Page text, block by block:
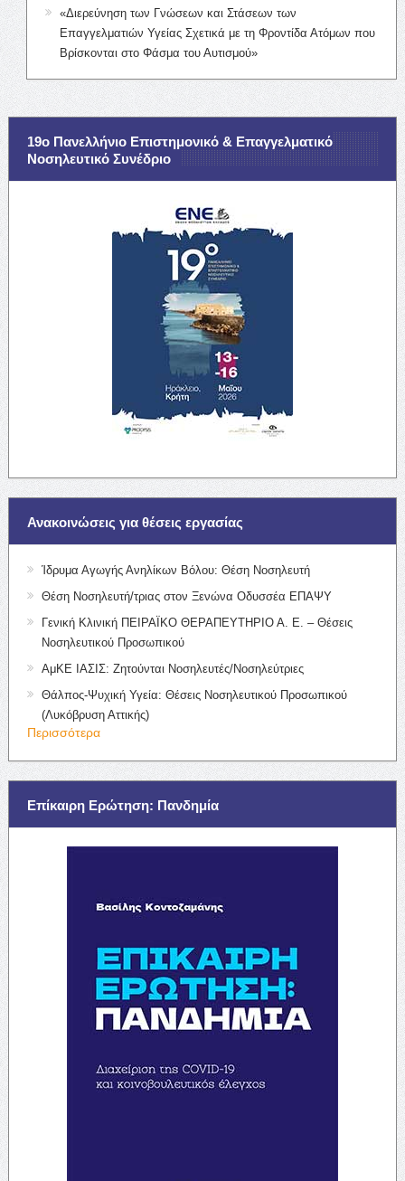
«Διερεύνηση των Γνώσεων και Στάσεων των
Επαγγελματιών Υγείας Σχετικά με τη Φροντίδα Ατόμων που
Βρίσκονται στο Φάσμα του Αυτισμού»
19ο Πανελλήνιο Επιστημονικό & Επαγγελματικό
Νοσηλευτικό Συνέδριο
Ανακοινώσεις για θέσεις εργασίας
Ίδρυμα Αγωγής Ανηλίκων Βόλου: Θέση Νοσηλευτή
Θέση Νοσηλευτή/τριας στον Ξενώνα Οδυσσέα ΕΠΑΨΥ
Γενική Κλινική ΠΕΙΡΑΪΚΟ ΘΕΡΑΠΕΥΤΗΡΙΟ Α. Ε. – Θέσεις
Νοσηλευτικού Προσωπικού
ΑμΚΕ ΙΑΣΙΣ: Ζητούνται Νοσηλευτές/Νοσηλεύτριες
Θάλπος-Ψυχική Υγεία: Θέσεις Νοσηλευτικού Προσωπικού
(Λυκόβρυση Αττικής)
Περισσότερα
Επίκαιρη Ερώτηση: Πανδημία